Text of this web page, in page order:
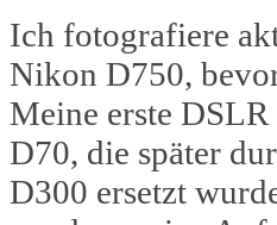
Ich fotografiere
Nikon D750,
Meine erste
D70, die später
D300 ersetzt